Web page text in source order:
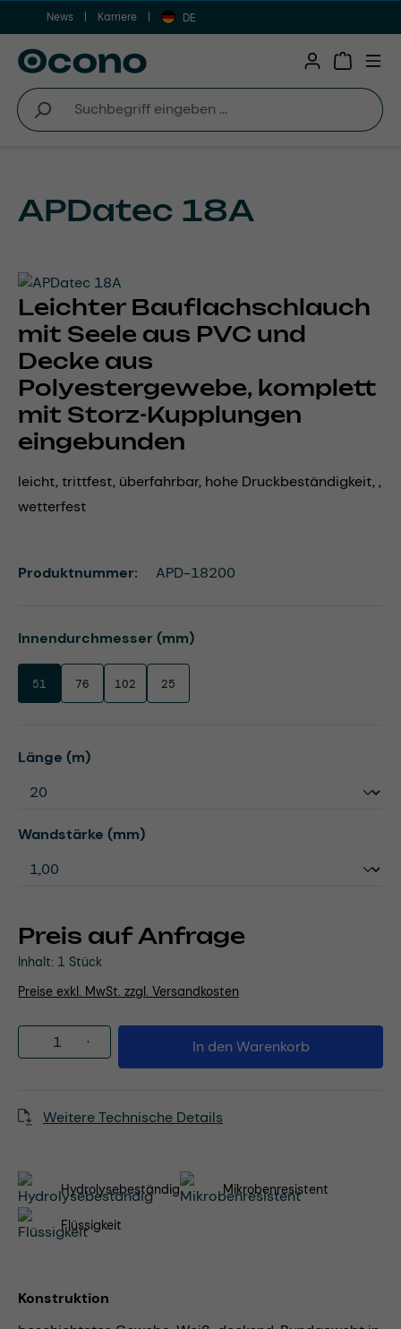
Zum Hauptinhalt springen
News Karriere DE
APDatec 18A
Leichter Bauflachschlauch
mit Seele aus PVC und
Decke aus
Polyestergewebe, komplett
mit Storz-Kupplungen
eingebunden
leicht, trittfest, überfahrbar, hohe Druckbeständigkeit, ,
wetterfest
Preis auf Anfrage
Inhalt: 1 Stück
Preise exkl. MwSt. zzgl. Versandkosten
Innendurchmesser (mm)auswählen
51 76 102 25
Länge (m)auswählen
Wandstärke (mm)auswählen
Produkt Anzahl: Gib den gewünschten
In den Warenkorb
Produktnummer: APD-18200
Weitere Technische Details
Hydrolysebeständig Mikrobenresistent
Flüssigkeit
Konstruktion